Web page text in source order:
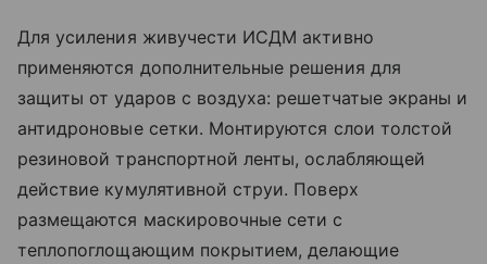
Для усиления живучести ИСДМ активно
применяются дополнительные решения для
защиты от ударов с воздуха: решетчатые экраны и
антидроновые сетки. Монтируются слои толстой
резиновой транспортной ленты, ослабляющей
действие кумулятивной струи. Поверх
размещаются маскировочные сети с
теплопоглощающим покрытием, делающие